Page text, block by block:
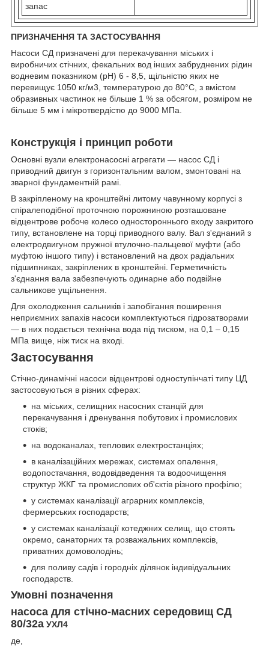
запас
ПРИЗНАЧЕННЯ ТА ЗАСТОСУВАННЯ
Насоси СД призначені для перекачування міських і
виробничих стічних, фекальних вод інших забруднених рідин
водневим показником (рН) 6 - 8,5, щільністю яких не
перевищує 1050 кг/м3, температурою до 80°С, з вмістом
образивных частинок не більше 1 % за обсягом, розміром не
більше 5 мм і мікротвердістю до 9000 МПа.
Конструкція і принцип роботи
Основні вузли електронасосні агрегати — насос СД і
приводний двигун з горизонтальним валом, змонтовані на
зварної фундаментній рамі.
В закріпленому на кронштейні литому чавунному корпусі з
спіралеподібної проточною порожниною розташоване
відцентрове робоче колесо одностороннього входу закритого
типу, встановлене на торці приводного валу. Вал з'єднаний з
електродвигуном пружної втулочно-пальцевої муфти (або
муфтою іншого типу) і встановлений на двох радіальних
підшипниках, закріплених в кронштейні. Герметичність
з'єднання вала забезпечують одинарне або подвійне
сальникове ущільнення.
Для охолодження сальників і запобігання поширення
неприємних запахів насоси комплектуються гідрозатворами
— в них подається технічна вода під тиском, на 0,1 – 0,15
МПа вище, ніж тиск на вході.
Застосування
Стічно-динамічні насоси відцентрові одноступінчаті типу ЦД
застосовуються в різних сферах:
на міських, селищних насосних станцій для
перекачування і дренування побутових і промислових
стоків;
на водоканалах, теплових електростанціях;
в каналізаційних мережах, системах опалення,
водопостачання, водовідведення та водоочищення
структур ЖКГ та промислових об'єктів різного профілю;
у системах каналізації аграрних комплексів,
фермерських господарств;
у системах каналізації котеджних селищ, що стоять
окремо, санаторних та розважальних комплексів,
приватних домоволодінь;
для поливу садів і городніх ділянок індивідуальних
господарств.
Умовні позначення
насоса для стічно-масних середовищ СД
80/32а УХЛ4
де,